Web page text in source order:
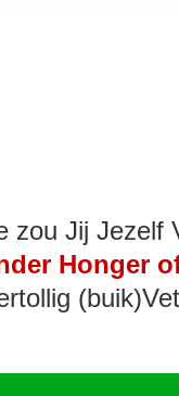
zou Jij Jezelf
Honger